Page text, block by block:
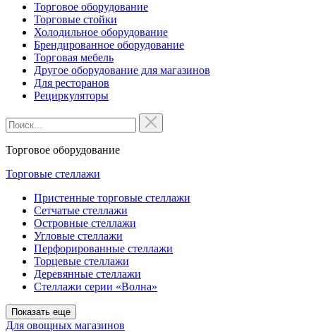
Торговое оборудование
Торговые стойки
Холодильное оборудование
Брендированное оборудование
Торговая мебель
Другое оборудование для магазинов
Для ресторанов
Рециркуляторы
Торговое оборудование
Торговые стеллажи
Пристенные торговые стеллажи
Сетчатые стеллажи
Островные стеллажи
Угловые стеллажи
Перфорированные стеллажи
Торцевые стеллажи
Деревянные стеллажи
Стеллажи серии «Волна»
Показать еще
Для овощных магазинов